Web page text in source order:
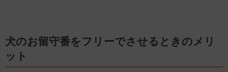
犬のお留守番をフリーでさせるときのメリ
ット